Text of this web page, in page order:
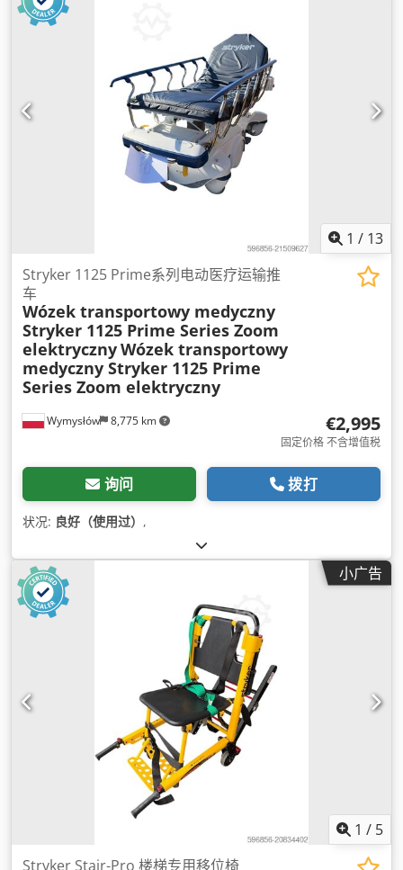
1 / 13
Wymysłów 8,775 km
Stryker 1125 Prime系列电动医疗运输推
车
Wózek transportowy medyczny
Stryker 1125 Prime Series Zoom
elektrycznyWózek transportowy
medyczny Stryker 1125 Prime
Series Zoom elektryczny
€2,995
固定价格 不含增值税
询问 拨打
状况: 良好（使用过） ,
小广告
1 / 5
Stryker Stair-Pro 楼梯专用移位椅